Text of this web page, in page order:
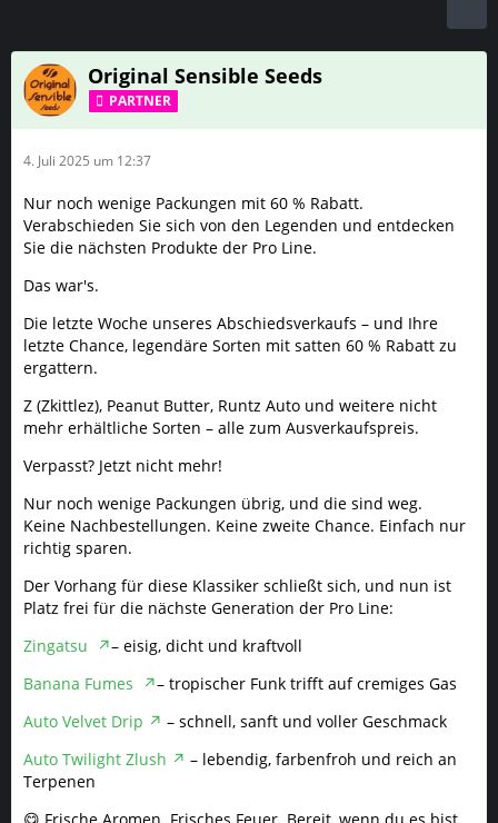
Original Sensible Seeds
PARTNER
4. Juli 2025 um 12:37
Nur noch wenige Packungen mit 60 % Rabatt.
Verabschieden Sie sich von den Legenden und entdecken
Sie die nächsten Produkte der Pro Line.
Das war's.
Die letzte Woche unseres Abschiedsverkaufs – und Ihre
letzte Chance, legendäre Sorten mit satten 60 % Rabatt zu
ergattern.
Z (Zkittlez), Peanut Butter, Runtz Auto und weitere nicht
mehr erhältliche Sorten – alle zum Ausverkaufspreis.
Verpasst? Jetzt nicht mehr!
Nur noch wenige Packungen übrig, und die sind weg.
Keine Nachbestellungen. Keine zweite Chance. Einfach nur
richtig sparen.
Der Vorhang für diese Klassiker schließt sich, und nun ist
Platz frei für die nächste Generation der Pro Line:
Zingatsu
– eisig, dicht und kraftvoll
Banana Fumes
– tropischer Funk trifft auf cremiges Gas
Auto Velvet Drip
– schnell, sanft und voller Geschmack
Auto Twilight Zlush
– lebendig, farbenfroh und reich an
Terpenen